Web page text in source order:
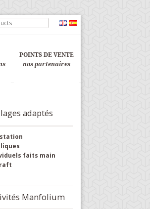
POINTS DE VENTE
nos partenaires
adaptés
faits main
Manfolium